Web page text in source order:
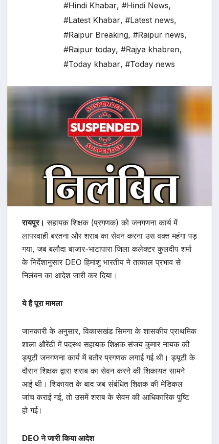
#Hindi Khabar, #Hindi News,
#Latest Khabar, #Latest news,
#Raipur Breaking, #Raipur news,
#Raipur today, #Rajya khabren,
#Today khabar, #Today news
रायपुर। सहायक शिक्षक (प्रगणक) को जनगणना कार्य में
लापरवाही बरतना और शराब का सेवन करना उस वक्त महंगा पड़
गया, जब बलौदा बाजार-भाटापारा जिला कलेक्टर कुलदीप शर्मा
के निर्देशानुसार DEO हिमांशु भारतीय ने तत्काल प्रभाव से
निलंबन का आदेश जारी कर दिया।
ये है पूरा मामला
जानकारी के अनुसार, विकासखंड सिमगा के शासकीय प्राथमिक
शाला औरेंठी में पदस्थ सहायक शिक्षक संजय कुमार नायक की
ड्यूटी जनगणना कार्य में बतौर प्रगणक लगाई गई थी। ड्यूटी के
दौरान शिक्षक द्वारा शराब का सेवन करने की शिकायत सामने
आई थी। शिकायत के बाद जब संबंधित शिक्षक की मेडिकल
जांच कराई गई, तो उसमें शराब के सेवन की आधिकारिक पुष्टि
हो गई।
DEO ने जारी किया आदेश